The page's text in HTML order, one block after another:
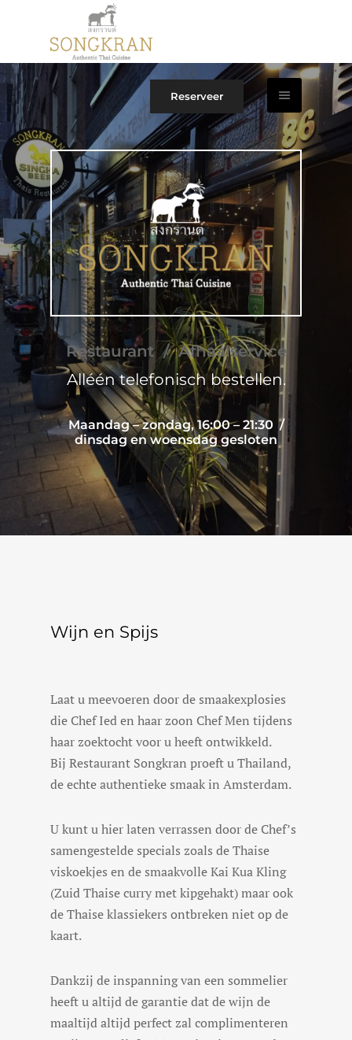
Reserveer
Restaurant / Afhaalservice
Alléén telefonisch bestellen.
Maandag – zondag, 16:00 – 21:30 /
dinsdag en woensdag gesloten
Wijn en Spijs
Laat u meevoeren door de smaakexplosies
die Chef Ied en haar zoon Chef Men tijdens
haar zoektocht voor u heeft ontwikkeld.
Bij Restaurant Songkran proeft u Thailand,
de echte authentieke smaak in Amsterdam.
U kunt u hier laten verrassen door de Chef’s
samengestelde specials zoals de Thaise
viskoekjes en de smaakvolle Kai Kua Kling
(Zuid Thaise curry met kipgehakt) maar ook
de Thaise klassiekers ontbreken niet op de
kaart.
Dankzij de inspanning van een sommelier
heeft u altijd de garantie dat de wijn de
maaltijd altijd perfect zal complimenteren